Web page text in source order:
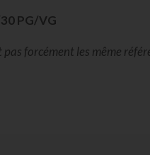
PG/VG
pas forcément les même